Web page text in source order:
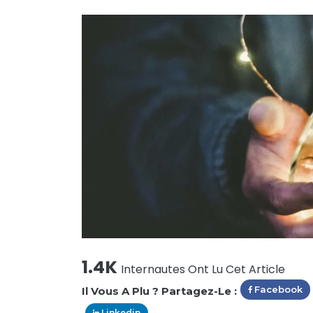
1.4K Internautes Ont Lu Cet Article
Il Vous A Plu ? Partagez-Le : Facebook